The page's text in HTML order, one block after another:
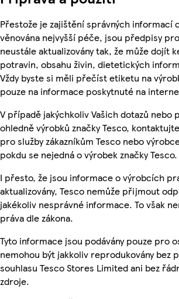
Přestože je zajištění správných informací
věnována nejvyšší péče, jsou předpisy
neustále aktualizovány tak, že může dojít
potravin, obsahu živin, dietetických
Vždy byste si měli přečíst etiketu na
pouze na informace poskytnuté na
V případě jakýchkoliv Vašich dotazů nebo
ohledně výrobků značky Tesco,
pro služby zákazníkům Tesco nebo
pokdu se nejedná o výrobek značky Tesco.
I přesto, že jsou informace o výrobcích
aktualizovány, Tesco nemůže přijmout
jakékoliv nesprávné informace. To však
práva dle zákona.
Tyto informace jsou podávány pouze pro
nemohou být jakkoliv reprodukovány bez
souhlasu Tesco Stores Limited ani bez
zdroje.